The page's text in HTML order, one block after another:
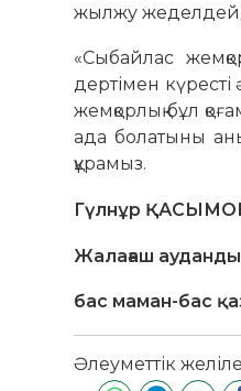
жылжу
«Сыбайлас
дертімен күресті
жемқорлық бұл
ада болатыны
құрамыз.
Гүлнұр
Жалағаш
бас маман-бас
Әлеуметтік